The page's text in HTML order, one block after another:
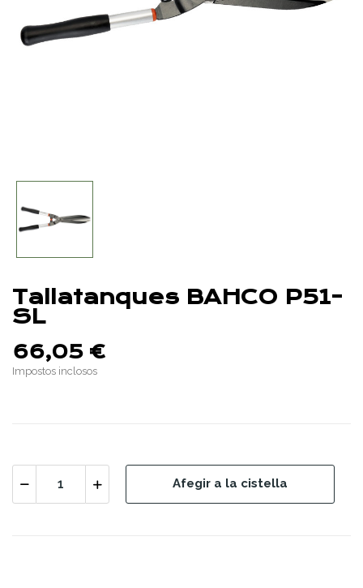
Tallatanques BAHCO P51-
SL
66,05 €
Impostos inclosos
Afegir a la cistella